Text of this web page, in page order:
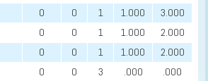
0 0 1 1.000 3.000
0 0 1 1.000 2.000
0 0 1 1.000 2.000
0 0 3 .000 .000